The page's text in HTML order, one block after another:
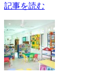
記事を読む